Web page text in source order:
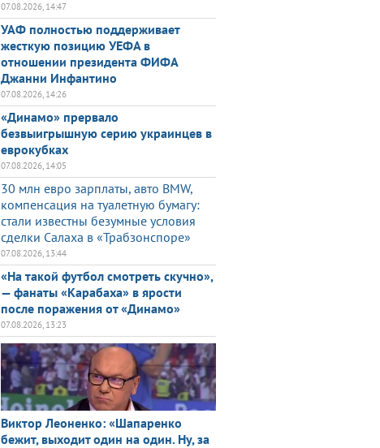
07.08.2026, 14:47
УАФ полностью поддерживает
жесткую позицию УЕФА в
отношении президента ФИФА
Джанни Инфантино
07.08.2026, 14:26
«Динамо» прервало
безвыигрышную серию украинцев в
еврокубках
07.08.2026, 14:05
30 млн евро зарплаты, авто BMW,
компенсация на туалетную бумагу:
стали известны безумные условия
сделки Салаха в «Трабзонспоре»
07.08.2026, 13:44
«На такой футбол смотреть скучно»,
— фанаты «Карабаха» в ярости
после поражения от «Динамо»
07.08.2026, 13:23
Виктор Леоненко: «Шапаренко
бежит, выходит один на один. Ну, за